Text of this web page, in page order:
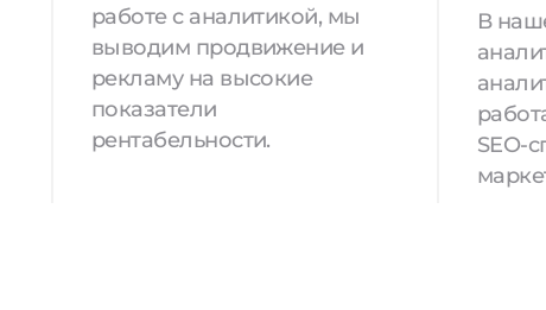
работе с аналитикой, мы
выводим продвижение и
рекламу на высокие
показатели
рентабельности.
В
SEO-